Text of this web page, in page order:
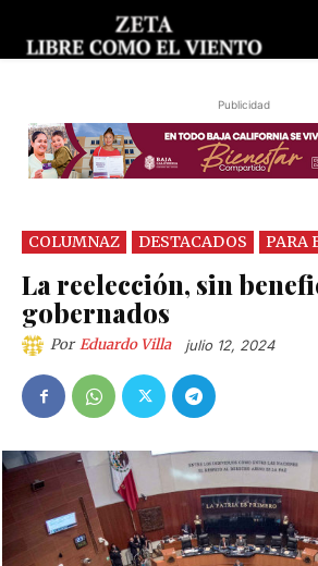
Publicidad
COLUMNAZ DESTACADOS PARA
La reelección, sin
gobernados
Por Eduardo Villa julio 12, 2024